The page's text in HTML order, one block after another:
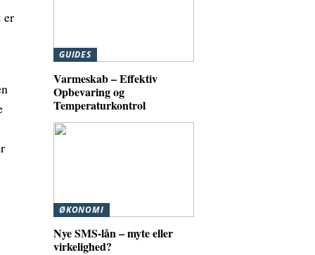
er
GUIDES
Varmeskab – Effektiv
Opbevaring og
Temperaturkontrol
ØKONOMI
Nye SMS-lån – myte eller
virkelighed?